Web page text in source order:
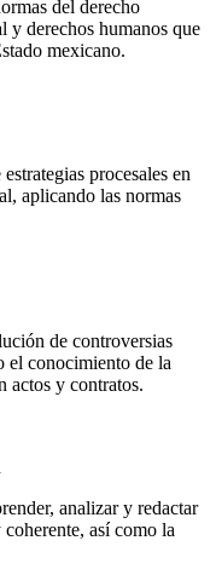
del derecho
y derechos humanos que
mexicano.
procesales en
aplicando las normas
de controversias
el conocimiento de la
actos y contratos.
analizar y redactar
así como la